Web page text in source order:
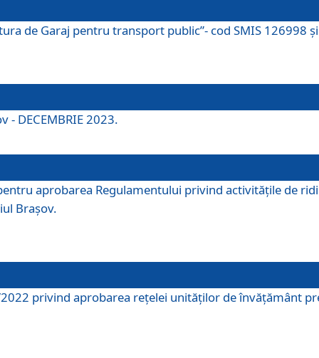
de Garaj pentru transport public”- cod SMIS 126998
- DECEMBRIE 2023.
aprobarea Regulamentului privind activitățile de
Braşov.
privind aprobarea rețelei unităților de învăţământ